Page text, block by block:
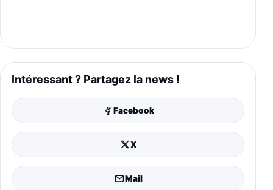
Intéressant ? Partagez la news !
Facebook
X
Mail